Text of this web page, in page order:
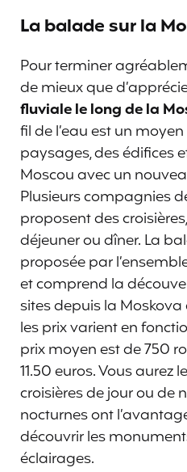
La balade sur la
Pour terminer
de mieux que
fluviale le long de la
fil de l’eau est un
paysages, des édifices
Moscou avec un
Plusieurs compagnies
proposent des
déjeuner ou dîner. La
proposée par
et comprend la
sites depuis la Moskova
les prix varient en
prix moyen est de 750
11.50 euros. Vous aurez
croisières de jour ou de
nocturnes ont
découvrir les
éclairages.